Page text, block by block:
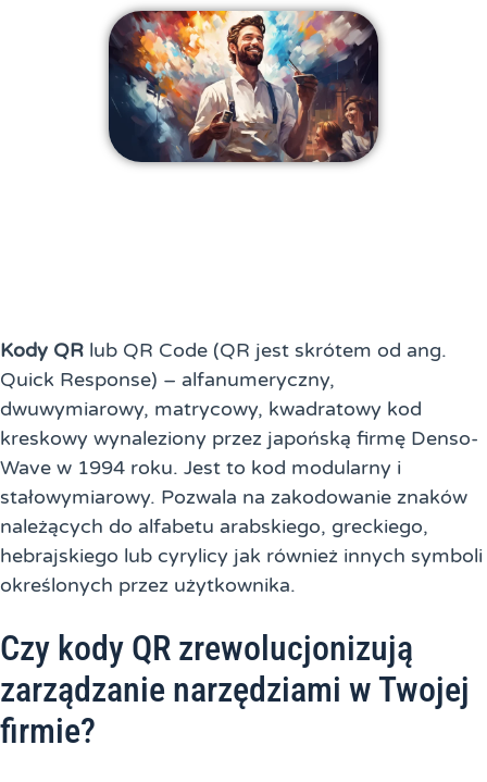
Kody QR lub QR Code (QR jest skrótem od ang.
Quick Response) – alfanumeryczny,
dwuwymiarowy, matrycowy, kwadratowy kod
kreskowy wynaleziony przez japońską firmę Denso-
Wave w 1994 roku. Jest to kod modularny i
stałowymiarowy. Pozwala na zakodowanie znaków
należących do alfabetu arabskiego, greckiego,
hebrajskiego lub cyrylicy jak również innych symboli
określonych przez użytkownika.
Czy kody QR zrewolucjonizują
zarządzanie narzędziami w Twojej
firmie?